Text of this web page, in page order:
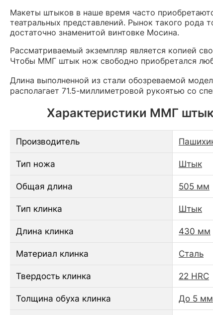
Макеты штыков в наше время часто
театральных представлений. Рынок такого
достаточно знаменитой винтовке Мосина.
Рассматриваемый экземпляр является копией
Чтобы ММГ штык нож свободно приобретался
Длина выполненной из стали обозреваемой
располагает 71.5-миллиметровой рукоятью со
Характеристики ММГ
Производитель
Тип ножа Штык
Общая длина 505 мм
Тип клинка Штык
Длина клинка 430 мм
Материал клинка Сталь
Твердость клинка 22 HRC
Толщина обуха клинка До 5 мм